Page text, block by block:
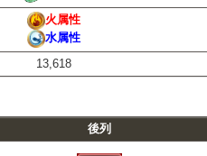
火属性
水属性
13,618
後列